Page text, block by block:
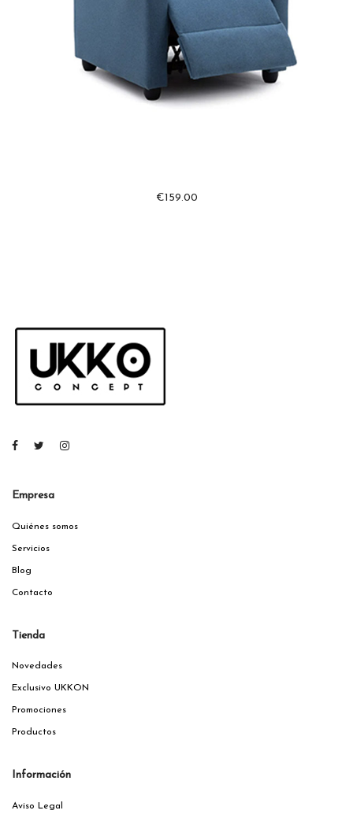
€159.00
Empresa
Quiénes somos
Servicios
Blog
Contacto
Tienda
Novedades
Exclusivo UKKON
Promociones
Productos
Información
Aviso Legal